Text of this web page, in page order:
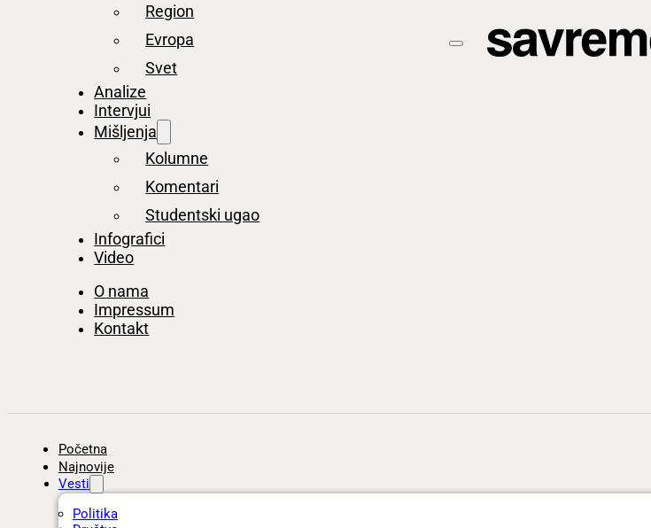
Region
Evropa
Svet
Analize
Intervjui
Mišljenja
Kolumne
Komentari
Studentski ugao
Infografici
Video
O nama
Impressum
Kontakt
Početna
Najnovije
Vesti
Politika